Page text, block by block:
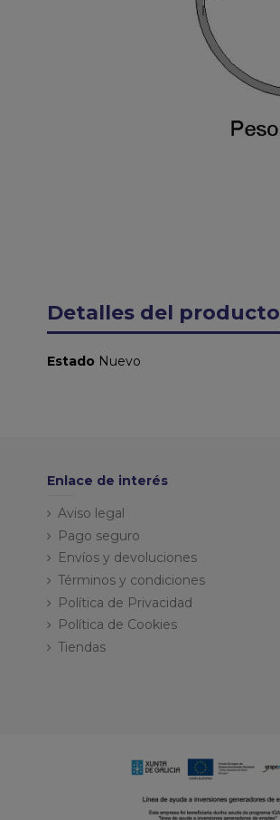
Detalles del producto
Estado Nuevo
Enlace de interés
Aviso legal
Pago seguro
Envíos y devoluciones
Términos y condiciones
Política de Privacidad
Política de Cookies
Tiendas